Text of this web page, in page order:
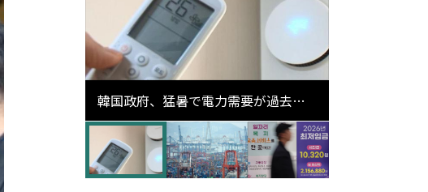
韓国政府、猛暑で電力需要が過去最
高更新の可能性に需給対応体制を点
検